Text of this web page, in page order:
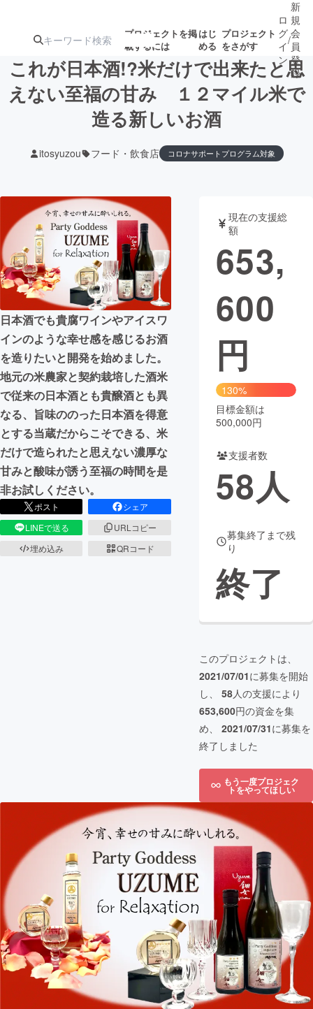
プロジェクトを掲
載するには
はじ
める
プロジェクト
をさがす
注目のリ 注目の新着プロ募集終了が近いプ
テクノロジー・ガジェット ゲーム・サ
映像・映画 書籍・雑誌
ビジネス・起業 チャレンジ
まちづくり・地域活性化
CAMPFIRE for Social Good
CAMPFIRE Creation
CAMPFIREふるさと納税machi-ya コミュニティ
ロ
グ
イ
ン
/
新
規
会
員
登
録
これが日本酒!?米だけで出来たと思
えない至福の甘み １２マイル米で
造る新しいお酒
itosyuzou フード・飲食店 コロナサポートプログラム対象
日本酒でも貴腐ワインやアイスワ
インのような幸せ感を感じるお酒
を造りたいと開発を始めました。
地元の米農家と契約栽培した酒米
で従来の日本酒とも貴醸酒とも異
なる、旨味ののった日本酒を得意
とする当蔵だからこそできる、米
だけで造られたと思えない濃厚な
甘みと酸味が誘う至福の時間を是
非お試しください。
ポスト
シェア
LINEで送る
URLコピー
埋め込み
QRコード
現在の支援総
額
653,
600
円
130%
目標金額は
500,000円
支援者数
58人
募集終了まで残
り
終了
このプロジェクトは、
2021/07/01に募集を開始
し、 58人の支援により
653,600円の資金を集
め、 2021/07/31に募集を
終了しました
もう一度プロジェク
トをやってほしい